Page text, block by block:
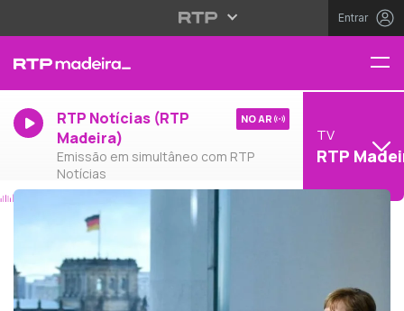
Entrar
RTP Notícias (RTP
Madeira)
Emissão em simultâneo com RTP
Notícias
NO AR
TV
RTP